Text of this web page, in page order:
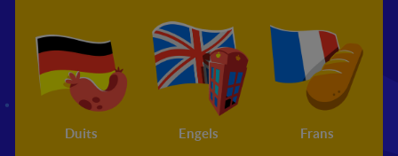
Duits Engels Frans